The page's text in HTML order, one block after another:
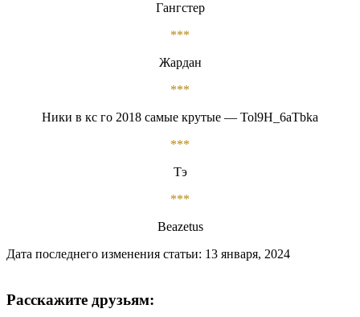
Гангстер
***
Жардан
***
Ники в кс го 2018 самые крутые — Tol9H_6aTbka
***
Тэ
***
Beazetus
Дата последнего изменения статьи: 13 января, 2024
Расскажите друзьям: